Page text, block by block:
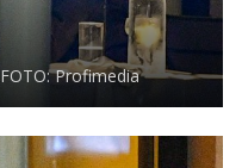
FOTO: Profimedia